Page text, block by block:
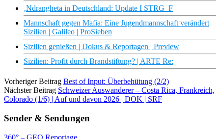
‚Ndrangheta in Deutschland: Update I STRG_F
Mannschaft gegen Mafia: Eine Jugendmannschaft verändert
Sizilien | Galileo | ProSieben
Sizilien genießen | Dokus & Reportagen | Preview
Sizilien: Profit durch Brandstiftung? | ARTE Re:
Vorheriger Beitrag Best of Input: Überbehütung (2/2)
Nächster Beitrag Schweizer Auswanderer – Costa Rica, Frankreich,
Colorado (1/6) | Auf und davon 2026 | DOK | SRF
Sender & Sendungen
360° – GEO Reportage